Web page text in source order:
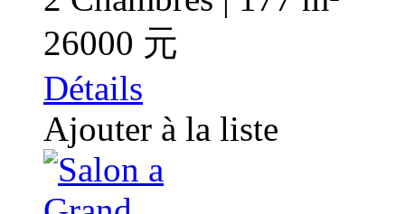
26000 元
Détails
Ajouter à la liste